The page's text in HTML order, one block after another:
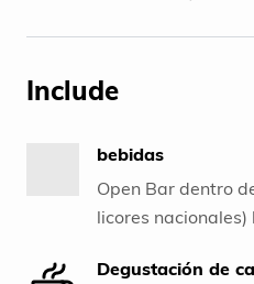
Include
bebidas
Open Bar dentro
licores
Degustación de